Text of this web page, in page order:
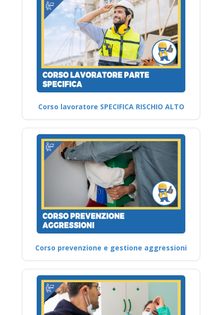
Corso lavoratore SPECIFICA RISCHIO ALTO
Corso prevenzione e gestione aggressioni